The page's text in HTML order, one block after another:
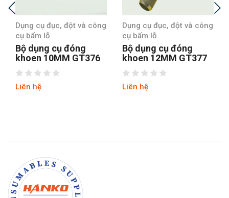
Dụng cụ đục, đột và công
cụ bấm lỗ
Bộ dụng cụ đóng
khoen 10MM GT376
Liên hệ
Dụng cụ đục, đột và công
cụ bấm lỗ
Bộ dụng cụ đóng
khoen 12MM GT377
Liên hệ